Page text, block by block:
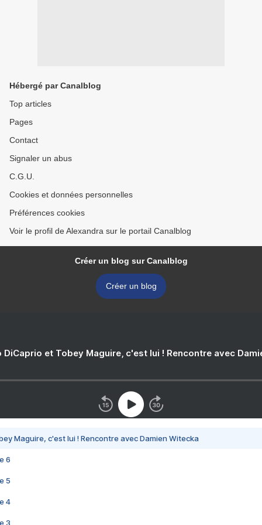
Hébergé par Canalblog
Top articles
Pages
Contact
Signaler un abus
C.G.U.
Cookies et données personnelles
Préférences cookies
Voir le profil de Alexandra sur le portail Canalblog
Créer un blog sur Canalblog
Créer un blog
DiCaprio et Tobey Maguire, c'est lui ! Rencontre avec
Maguire, c'est lui ! Rencontre avec Damien Witecka
6
5
4
3